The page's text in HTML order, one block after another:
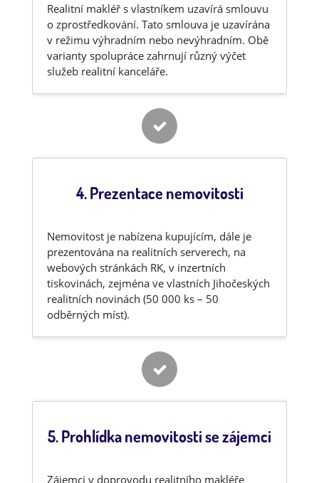
Realitní makléř s vlastníkem uzavírá smlouvu
o zprostředkování. Tato smlouva je uzavírána
v režimu výhradním nebo nevýhradním. Obě
varianty spolupráce zahrnují různý výčet
služeb realitní kanceláře.
4. Prezentace nemovitosti
Nemovitost je nabízena kupujícím, dále je
prezentována na realitních serverech, na
webových stránkách RK, v inzertních
tiskovinách, zejména ve vlastních Jihočeských
realitních novinách (50 000 ks – 50
odběrných míst).
5. Prohlídka nemovitosti se zájemci
Zájemci v doprovodu realitního makléře